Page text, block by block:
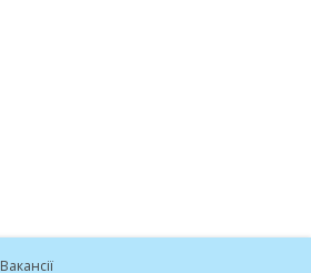
Вакансії